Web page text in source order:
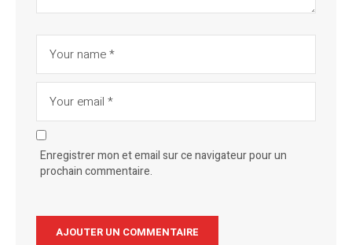
Enregistrer mon et email sur ce navigateur pour un
prochain commentaire.